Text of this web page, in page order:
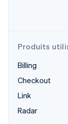
Vérification
Stripe
Produits
Billing
Checkout
Link
Radar